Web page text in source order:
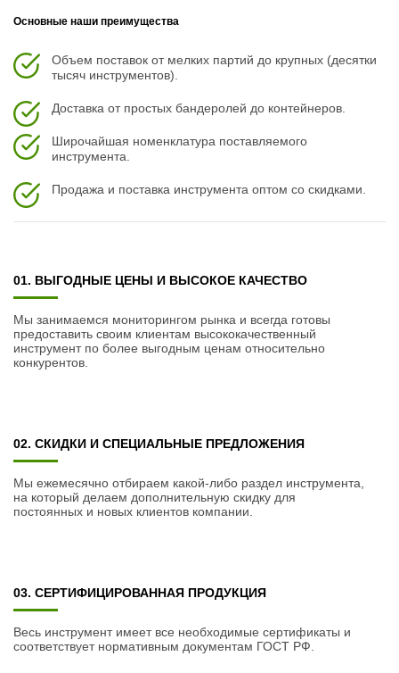
Основные наши преимущества
Объем поставок от мелких партий до крупных (десятки
тысяч инструментов).
Доставка от простых бандеролей до контейнеров.
Широчайшая номенклатура поставляемого
инструмента.
Продажа и поставка инструмента оптом со скидками.
01. ВЫГОДНЫЕ ЦЕНЫ И ВЫСОКОЕ КАЧЕСТВО
Мы занимаемся мониторингом рынка и всегда готовы
предоставить своим клиентам высококачественный
инструмент по более выгодным ценам относительно
конкурентов.
02. СКИДКИ И СПЕЦИАЛЬНЫЕ ПРЕДЛОЖЕНИЯ
Мы ежемесячно отбираем какой-либо раздел инструмента,
на который делаем дополнительную скидку для
постоянных и новых клиентов компании.
03. СЕРТИФИЦИРОВАННАЯ ПРОДУКЦИЯ
Весь инструмент имеет все необходимые сертификаты и
соответствует нормативным документам ГОСТ РФ.